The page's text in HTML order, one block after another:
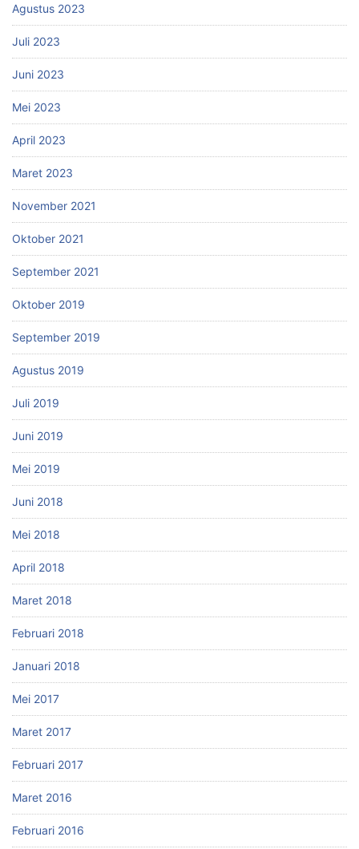
Agustus 2023
Juli 2023
Juni 2023
Mei 2023
April 2023
Maret 2023
November 2021
Oktober 2021
September 2021
Oktober 2019
September 2019
Agustus 2019
Juli 2019
Juni 2019
Mei 2019
Juni 2018
Mei 2018
April 2018
Maret 2018
Februari 2018
Januari 2018
Mei 2017
Maret 2017
Februari 2017
Maret 2016
Februari 2016